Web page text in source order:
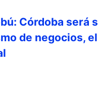
Córdoba será
de negocios,